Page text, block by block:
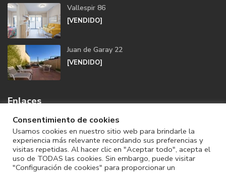
Vallespir 86
[VENDIDO]
Juan de Garay 22
[VENDIDO]
Enlaces
Consentimiento de cookies
Usamos cookies en nuestro sitio web para brindarle la
experiencia más relevante recordando sus preferencias y
visitas repetidas. Al hacer clic en "Aceptar todo", acepta el
uso de TODAS las cookies. Sin embargo, puede visitar
"Configuración de cookies" para proporcionar un